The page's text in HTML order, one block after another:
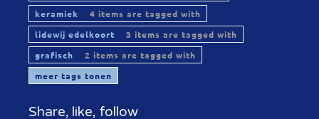
keramiek
4 items are tagged with
lidewij edelkoort
3 items are tagged with
grafisch
2 items are tagged with
meer tags tonen
Share, like, follow